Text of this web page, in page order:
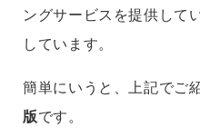
ングサービスを提供して
しています。
簡単にいうと、上記でご
版です。